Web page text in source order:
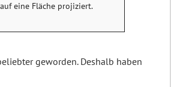
eine Fläche projiziert.
geworden. Deshalb haben